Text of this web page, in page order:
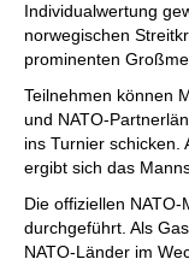
Individualwertung
norwegischen
prominenten
Teilnehmen können
und NATO-
ins Turnier schicken.
ergibt sich das
Die offiziellen
durchgeführt. Als
NATO-Länder im